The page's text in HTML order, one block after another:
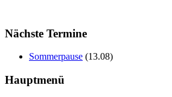
Nächste Termine
Sommerpause (13.08)
Hauptmenü